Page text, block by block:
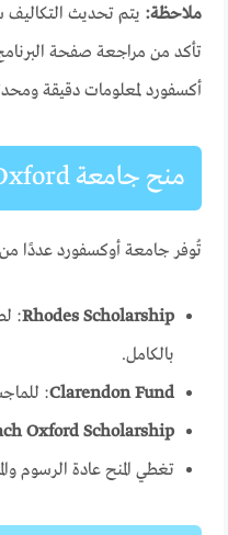
ملاحظة: يتم تحديث التكاليف
تأكد من مراجعة صفحة
أكسفورد لمعلومات دقيقة
منح جامعة Oxford للطلاب الدوليين
تُوفر جامعة أوكسفورد عددًا من
Rhodes Scholarship
:
بالكامل.
Clarendon Fund
:
Oxford Scholarship
تغطي المنح عادة الرسوم